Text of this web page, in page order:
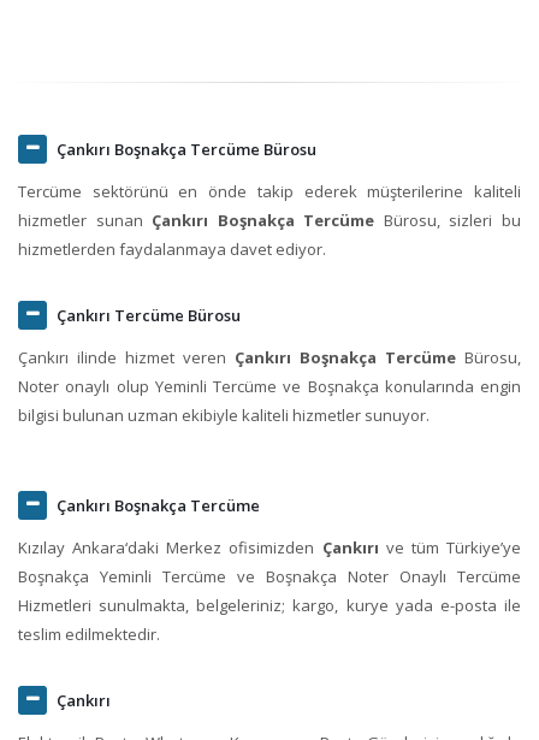
Çankırı Boşnakça Tercüme Bürosu
Tercüme sektörünü en önde takip ederek müşterilerine kaliteli
hizmetler sunan Çankırı Boşnakça Tercüme Bürosu, sizleri bu
hizmetlerden faydalanmaya davet ediyor.
Çankırı Tercüme Bürosu
Çankırı ilinde hizmet veren Çankırı Boşnakça Tercüme Bürosu,
Noter onaylı olup Yeminli Tercüme ve Boşnakça konularında engin
bilgisi bulunan uzman ekibiyle kaliteli hizmetler sunuyor.
Çankırı Boşnakça Tercüme
Kızılay Ankara‘daki Merkez ofisimizden Çankırı ve tüm Türkiye’ye
Boşnakça Yeminli Tercüme ve Boşnakça Noter Onaylı Tercüme
Hizmetleri sunulmakta, belgeleriniz; kargo, kurye yada e-posta ile
teslim edilmektedir.
Çankırı